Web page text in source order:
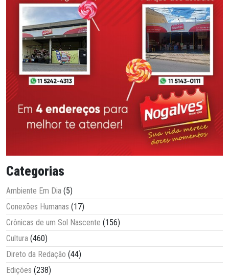
Categorias
Ambiente Em Dia (5)
Conexões Humanas (17)
Crônicas de um Sol Nascente (156)
Cultura (460)
Direto da Redação (44)
Edições (238)